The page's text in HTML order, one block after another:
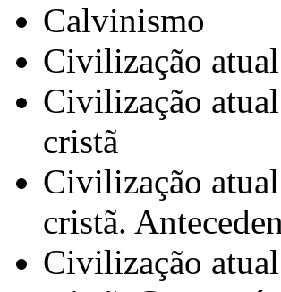
Calvinismo
Civilização
Civilização
cristã
Civilização
cristã.
Civilização